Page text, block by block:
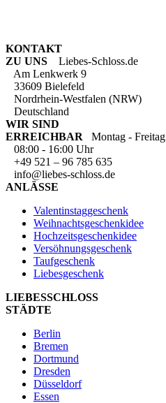
KONTAKT
ZU UNS
Liebes-Schloss.de
Am Lenkwerk 9
33609 Bielefeld
Nordrhein-Westfalen (NRW)
Deutschland
WIR SIND
ERREICHBAR
Montag - Freitag
08:00 - 16:00 Uhr
+49 521 – 96 785 635
info@liebes-schloss.de
ANLÄSSE
Valentinstaggeschenk
Weihnachtsgeschenkidee
Hochzeitsgeschenkidee
Versöhnungsgeschenk
Taufgeschenk
Liebesgeschenk
LIEBESSCHLOSS
STÄDTE
Berlin
Bremen
Dortmund
Dresden
Düsseldorf
Essen